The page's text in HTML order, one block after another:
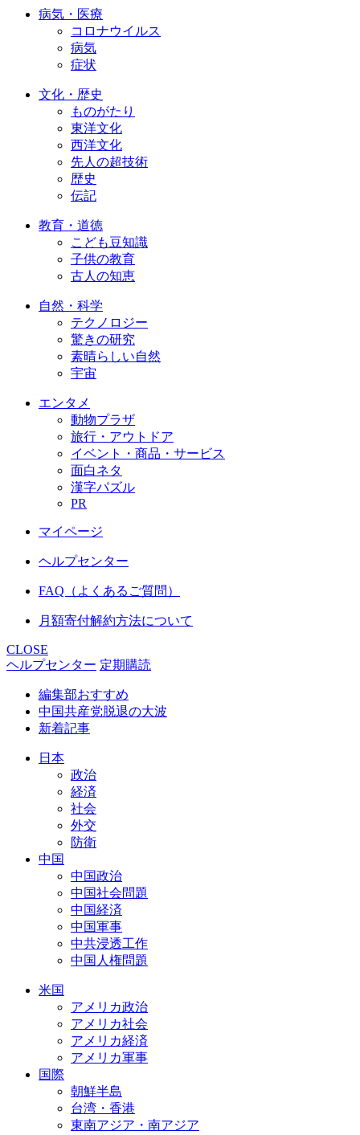
病気・医療
コロナウイルス
病気
症状
文化・歴史
ものがたり
東洋文化
西洋文化
先人の超技術
歴史
伝記
教育・道徳
こども豆知識
子供の教育
古人の知恵
自然・科学
テクノロジー
驚きの研究
素晴らしい自然
宇宙
エンタメ
動物プラザ
旅行・アウトドア
イベント・商品・サービス
面白ネタ
漢字パズル
PR
マイページ
ヘルプセンター
FAQ（よくあるご質問）
月額寄付解約方法について
CLOSE
ヘルプセンター 定期購読
編集部おすすめ
中国共産党脱退の大波
新着記事
日本
政治
経済
社会
外交
防衛
中国
中国政治
中国社会問題
中国経済
中国軍事
中共浸透工作
中国人権問題
米国
アメリカ政治
アメリカ社会
アメリカ経済
アメリカ軍事
国際
朝鮮半島
台湾・香港
東南アジア・南アジア